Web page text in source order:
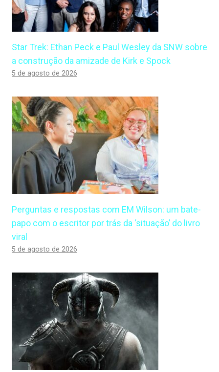
Star Trek: Ethan Peck e Paul Wesley da SNW sobre
a construção da amizade de Kirk e Spock
5 de agosto de 2026
Perguntas e respostas com EM Wilson: um bate-
papo com o escritor por trás da ‘situação’ do livro
viral
5 de agosto de 2026